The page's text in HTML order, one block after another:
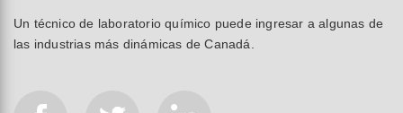
Un técnico de laboratorio químico puede ingresar a algunas de
las industrias más dinámicas de Canadá.